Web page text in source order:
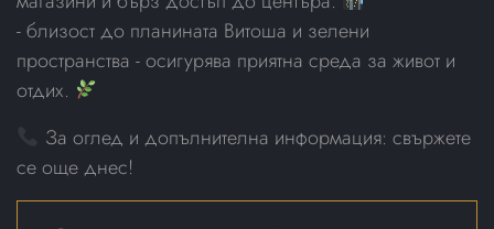
- близост до планината Витоша и зелени
пространства - осигурява приятна среда за живот и
отдих.
За оглед и допълнителна информация: свържете
се още днес!